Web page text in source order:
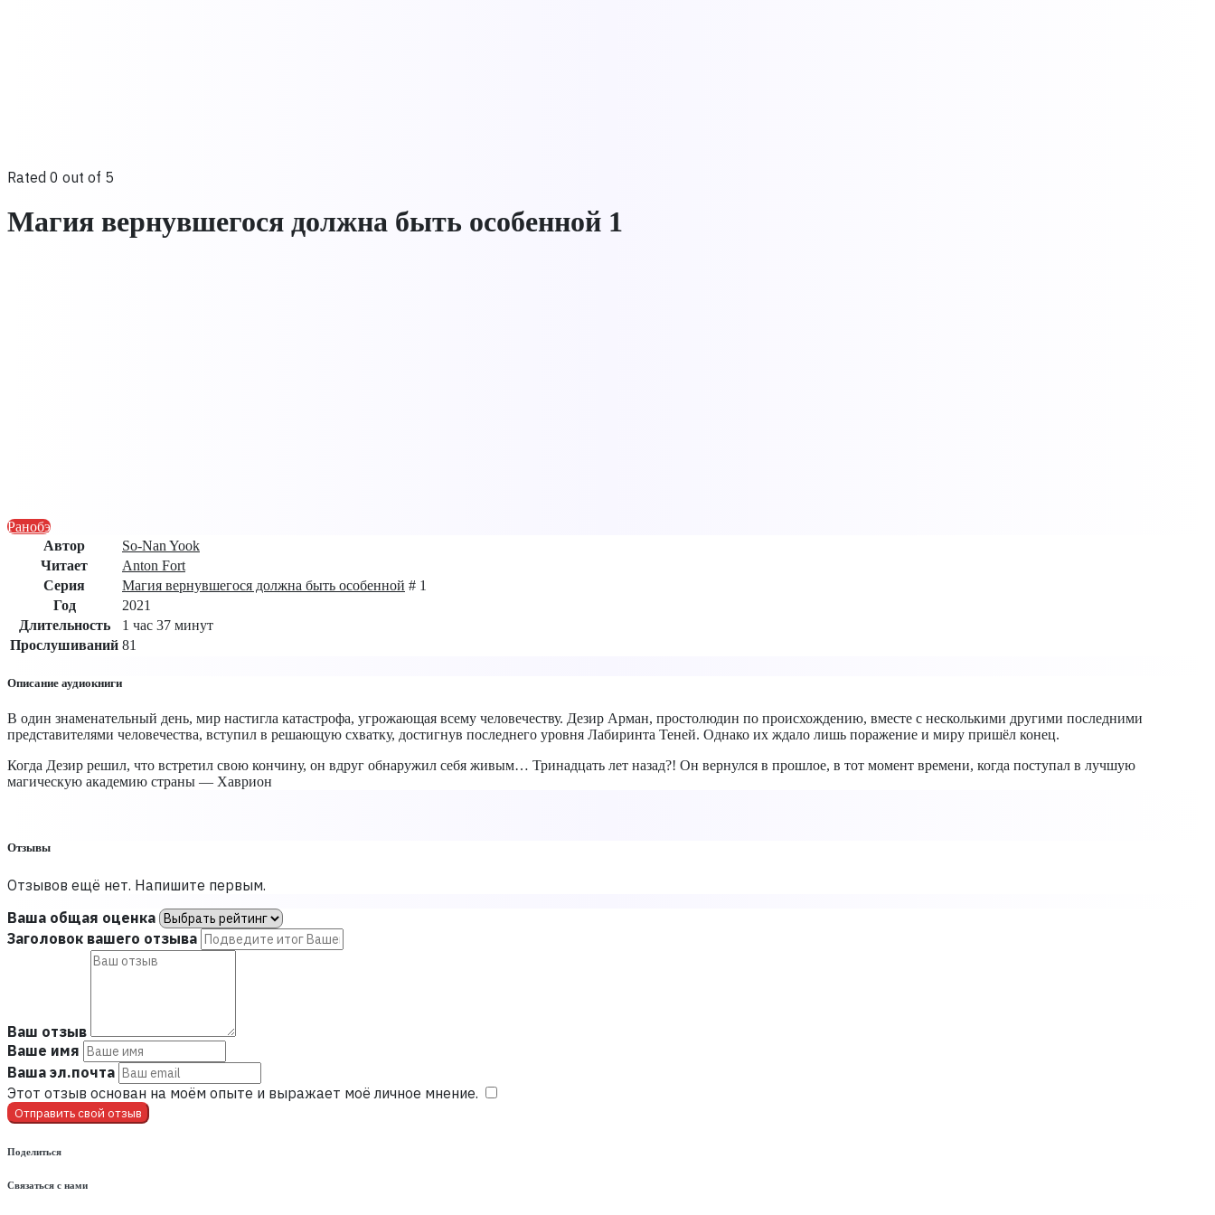
Rated 0 out of 5
Магия вернувшегося должна быть особенной 1
Ранобэ
Автор
So-Nan Yook
Читает
Anton Fort
Серия
Магия вернувшегося должна быть особенной # 1
Год
2021
Длительность
1 час 37 минут
Прослушиваний 81
Описание аудиокниги
В один знаменательный день, мир настигла катастрофа, угрожающая всему человечеству. Дезир Арман, простолюдин по происхождению, вместе с несколькими другими последними
представителями человечества, вступил в решающую схватку, достигнув последнего уровня Лабиринта Теней. Однако их ждало лишь поражение и миру пришёл конец.
Когда Дезир решил, что встретил свою кончину, он вдруг обнаружил себя живым… Тринадцать лет назад?! Он вернулся в прошлое, в тот момент времени, когда поступал в лучшую
магическую академию страны — Хаврион
Отзывы
Отзывов ещё нет. Напишите первым.
Ваша общая оценка
Заголовок вашего отзыва
Ваш отзыв
Ваше имя
Ваша эл.почта
Этот отзыв основан на моём опыте и выражает моё личное мнение.
Отправить свой отзыв
Поделиться
Связаться с нами